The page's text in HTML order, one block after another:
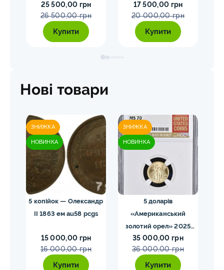
25 500,00 грн
26 500,00 грн
Купити
17 500,00 грн
20 000,00 грн
Купити
Нові товари
ЗНИЖКА
НОВИНКА
5 копійок — Олександр
II 1863 ем au58 pcgs
15 000,00 грн
16 000,00 грн
Купити
ЗНИЖКА
НОВИНКА
5 доларів
«Американський
золотий орел» 2025
MS70 NGC орел тип2
35 000,00 грн
36 000,00 грн
Купити